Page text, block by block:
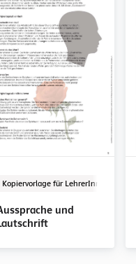
Kopiervorlage für LehrerInnen
und